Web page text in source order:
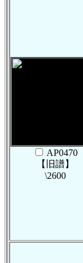
AP0470
【旧譜】
\2600